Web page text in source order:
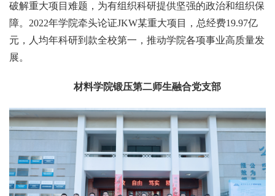
破解重大项目难题，为有组织科研提供坚强的政治和组织保
障。2022年学院牵头论证JKW某重大项目，总经费19.97亿
元，人均年科研到款全校第一，推动学院各项事业高质量发
展。
材料学院锻压第二师生融合党支部